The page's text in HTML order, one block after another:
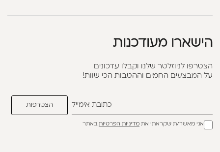
הישארו מעודכנות
הצטרפו לניוזלטר שלנו וקבלו עדכונים
על המבצעים החמים וההטבות הכי שוות!
אני מאשר/ת שקראתי את מדיניות הפרטיותבאתר